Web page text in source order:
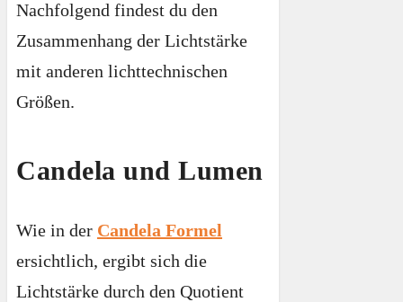
Nachfolgend findest du den
Zusammenhang der Lichtstärke
mit anderen lichttechnischen
Größen.
Candela und Lumen
Wie in der Candela Formel
ersichtlich, ergibt sich die
Lichtstärke durch den Quotient